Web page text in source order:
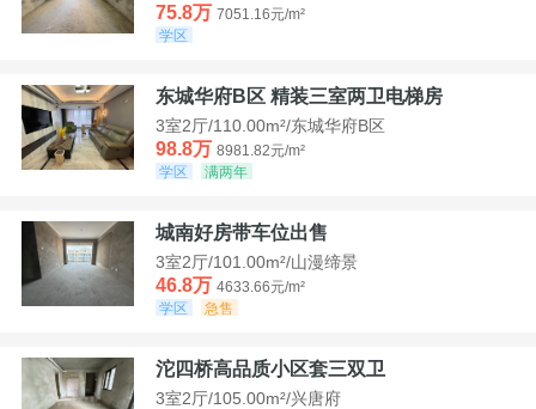
75.8万 7051.16元/m²
学区
东城华府B区 精装三室两卫电梯房
3室2厅/110.00m²/东城华府B区
98.8万 8981.82元/m²
学区
满两年
城南好房带车位出售
3室2厅/101.00m²/山漫缔景
46.8万 4633.66元/m²
学区
急售
沱四桥高品质小区套三双卫
3室2厅/105.00m²/兴唐府